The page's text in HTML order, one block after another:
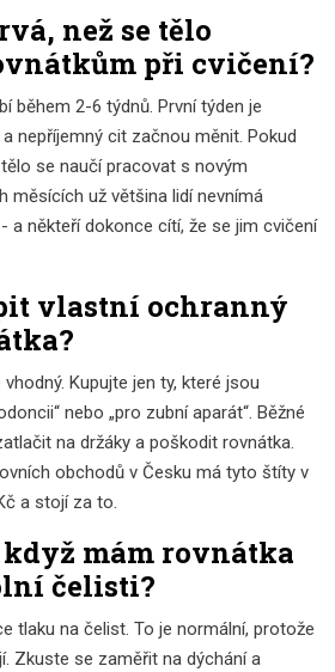
než se tělo
při cvičení?
během 2-6 týdnů. První týden je
nepříjemný cit začnou měnit. Pokud
se naučí pracovat s novým
měsících už většina lidí nevnímá
a někteří dokonce cítí, že se jim cvičení
vlastní ochranný
Kupujte jen ty, které jsou
nebo „pro zubní aparát“. Běžné
na držáky a poškodit rovnátka.
obchodů v Česku má tyto štíty v
a stojí za to.
mám rovnátka
čelisti?
tlaku na čelist. To je normální, protože
Zkuste se zaměřit na dýchání a